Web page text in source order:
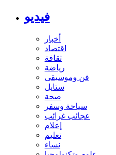
فيديو
أخبار
اقتصاد
ثقافة
رياضة
فن وموسيقى
ستايل
صحة
سياحة وسفر
عجائب غرائب
إعلام
تعليم
نساء